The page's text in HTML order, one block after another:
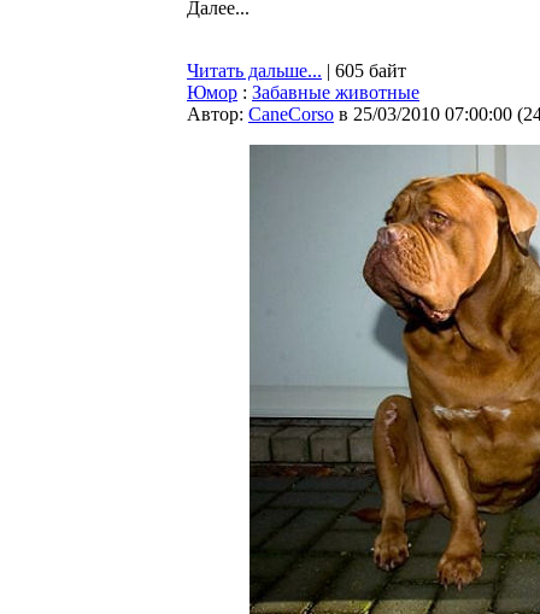
Далее...
Читать дальше... | 605 байт
Юмор : Забавные животные
Автор: CaneCorso в 25/03/2010 07:00:00 (